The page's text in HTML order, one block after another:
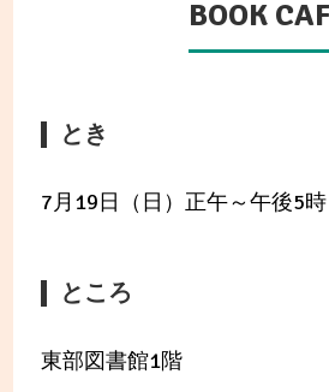
BOOK
とき
7月19日（日）正午～午後5時
ところ
東部図書館1階